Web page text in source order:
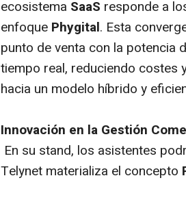
ecosistema SaaS responde a
enfoque Phygital. Esta
punto de venta con la potencia
tiempo real, reduciendo costes
hacia un modelo híbrido y
Innovación en la Gestión
En su stand, los asistentes
Telynet materializa el concepto